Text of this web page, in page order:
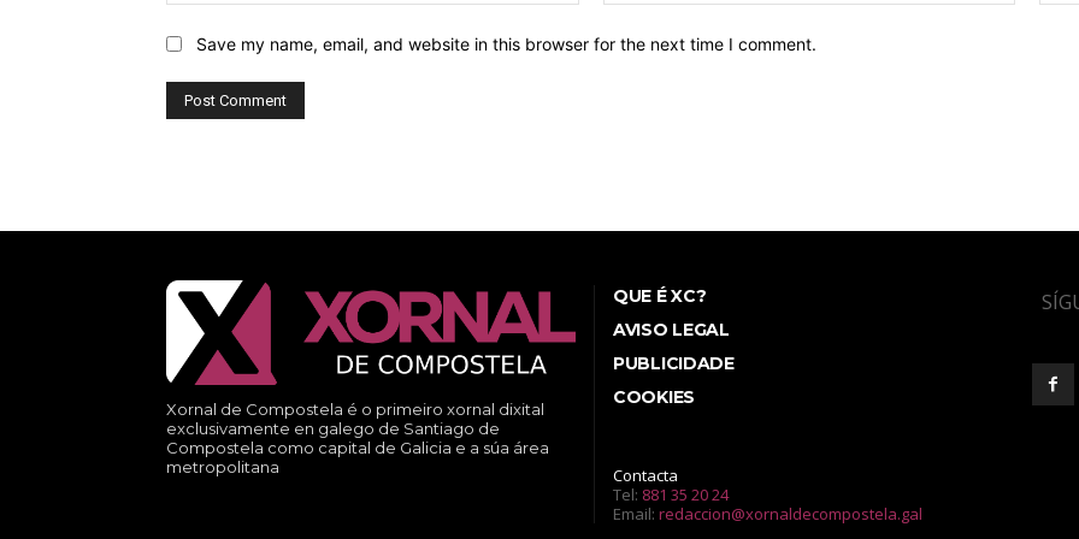
Save my name, email, and website in this browser for the next time I comment.
Xornal de Compostela é o primeiro xornal dixital
exclusivamente en galego de Santiago de
Compostela como capital de Galicia e a súa área
metropolitana
QUE É XC?
AVISO LEGAL
PUBLICIDADE
COOKIES
Contacta
Tel: 881 35 20 24
Email: redaccion@xornaldecompostela.gal